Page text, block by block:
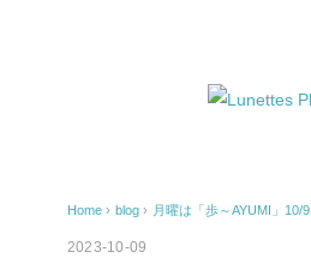
Home › blog › 月曜は「歩～AYUMI」10/9
2023-10-09